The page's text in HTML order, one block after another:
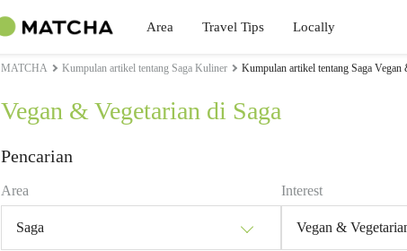
Area Travel Tips Locally
MATCHA Kumpulan artikel tentang Saga Kuliner Kumpulan artikel tentang Saga Vegan
Vegan & Vegetarian di Saga
Pencarian
Area
Saga
Interest
Vegan &